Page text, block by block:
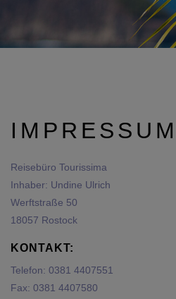
IMPRESSUM
Reisebüro Tourissima
Inhaber: Undine Ulrich
Werftstraße 50
18057 Rostock
KONTAKT:
Telefon: 0381 4407551
Fax: 0381 4407580